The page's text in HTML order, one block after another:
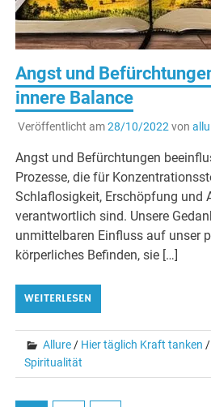
Angst und
innere Balance
Veröffentlicht am28/10/2022 von
Angst und Befürchtungen
Prozesse, die für
Schlaflosigkeit, Erschöpfung und
verantwortlich sind. Unsere
unmittelbaren Einfluss auf unser
körperliches Befinden, sie […]
WEITERLESEN
Allure / Hier täglich Kraft tanken /
Spiritualität